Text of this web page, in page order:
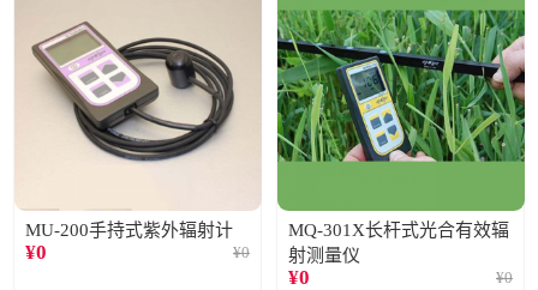
MU-200手持式紫外辐射计
¥0 ¥0
MQ-301X长杆式光合有效辐
射测量仪
¥0 ¥0